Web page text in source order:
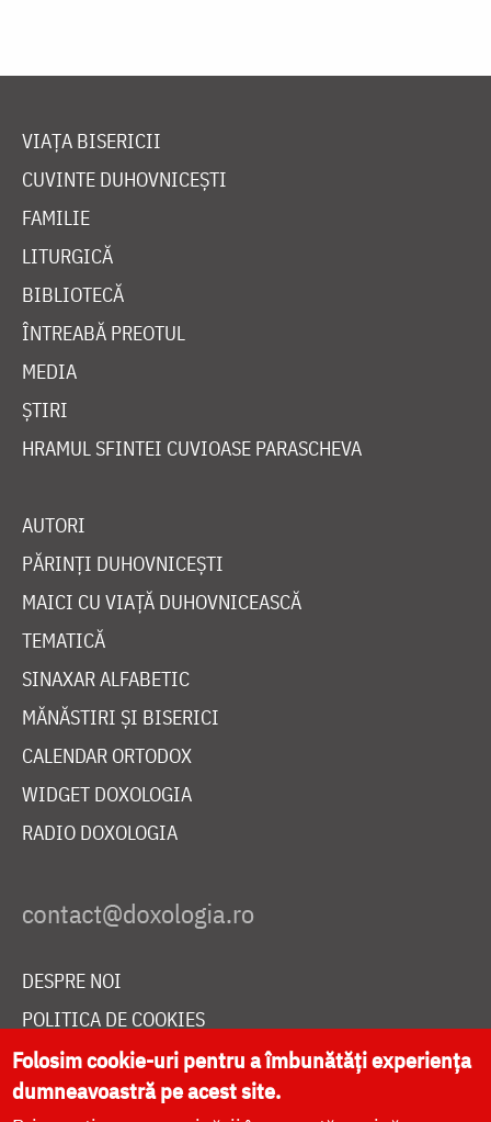
VIAȚA BISERICII
CUVINTE DUHOVNICEȘTI
FAMILIE
LITURGICĂ
BIBLIOTECĂ
ÎNTREABĂ PREOTUL
MEDIA
ȘTIRI
HRAMUL SFINTEI CUVIOASE PARASCHEVA
AUTORI
PĂRINȚI DUHOVNICEȘTI
MAICI CU VIAȚĂ DUHOVNICEASCĂ
TEMATICĂ
SINAXAR ALFABETIC
MĂNĂSTIRI ȘI BISERICI
CALENDAR ORTODOX
WIDGET DOXOLOGIA
RADIO DOXOLOGIA
DESPRE NOI
POLITICA DE COOKIES
DONEAZĂ ONLINE PENTRU CATEDRALA NAȚIONALĂ
Folosim cookie-uri pentru a îmbunătăți experiența
dumneavoastră pe acest site.